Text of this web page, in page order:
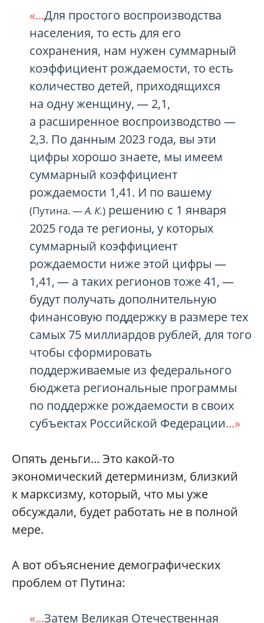
«...Для простого воспроизводства
населения, то есть для его
сохранения, нам нужен суммарный
коэффициент рождаемости, то есть
количество детей, приходящихся
на одну женщину, — 2,1,
а расширенное воспроизводство —
2,3. По данным 2023 года, вы эти
цифры хорошо знаете, мы имеем
суммарный коэффициент
рождаемости 1,41. И по вашему
(Путина. —А. К.) решению с 1 января
2025 года те регионы, у которых
суммарный коэффициент
рождаемости ниже этой цифры —
1,41, — а таких регионов тоже 41, —
будут получать дополнительную
финансовую поддержку в размере тех
самых 75 миллиардов рублей, для того
чтобы сформировать
поддерживаемые из федерального
бюджета региональные программы
по поддержке рождаемости в своих
субъектах Российской Федерации...»
Опять деньги... Это какой-то
экономический детерминизм, близкий
к марксизму, который, что мы уже
обсуждали, будет работать не в полной
мере.
А вот объяснение демографических
проблем от Путина:
«...Затем Великая Отечественная